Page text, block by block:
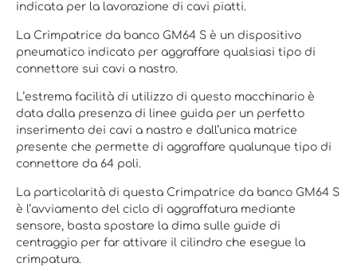
indicata per la lavorazione di cavi piatti.
La Crimpatrice da banco GM64 S è un dispositivo
pneumatico indicato per aggraffare qualsiasi tipo di
connettore sui cavi a nastro.
L’estrema facilità di utilizzo di questo macchinario è
data dalla presenza di linee guida per un perfetto
inserimento dei cavi a nastro e dall’unica matrice
presente che permette di aggraffare qualunque tipo di
connettore da 64 poli.
La particolarità di questa Crimpatrice da banco GM64 S
è l’avviamento del ciclo di aggraffatura mediante
sensore, basta spostare la dima sulle guide di
centraggio per far attivare il cilindro che esegue la
crimpatura.